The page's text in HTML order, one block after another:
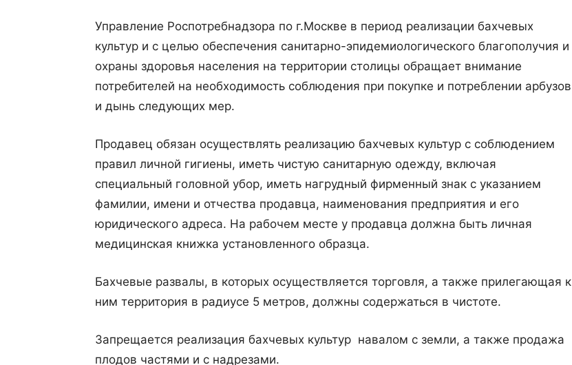
Управление Роспотребнадзора по г.Москве в период реализации бахчевых
культур и с целью обеспечения санитарно-эпидемиологического благополучия и
охраны здоровья населения на территории столицы обращает внимание
потребителей на необходимость соблюдения при покупке и потреблении арбузов
и дынь следующих мер.
Продавец обязан осуществлять реализацию бахчевых культур с соблюдением
правил личной гигиены, иметь чистую санитарную одежду, включая
специальный головной убор, иметь нагрудный фирменный знак с указанием
фамилии, имени и отчества продавца, наименования предприятия и его
юридического адреса. На рабочем месте у продавца должна быть личная
медицинская книжка установленного образца.
Бахчевые развалы, в которых осуществляется торговля, а также прилегающая к
ним территория в радиусе 5 метров, должны содержаться в чистоте.
Запрещается реализация бахчевых культур навалом с земли, а также продажа
плодов частями и с надрезами.